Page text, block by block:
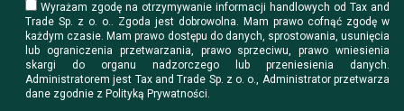
Wyrażam zgodę na otrzymywanie informacji handlowych od Tax and
Trade Sp. z o. o.. Zgoda jest dobrowolna. Mam prawo cofnąć zgodę w
każdym czasie. Mam prawo dostępu do danych, sprostowania, usunięcia
lub ograniczenia przetwarzania, prawo sprzeciwu, prawo wniesienia
skargi do organu nadzorczego lub przeniesienia danych.
Administratorem jest Tax and Trade Sp. z o. o., Administrator przetwarza
dane zgodnie z Polityką Prywatności.